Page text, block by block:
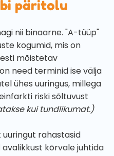
päritolu
nii binaarne. "A-tüüp"
kogumid, mis on
mõistetav
need terminid ise välja
ühes uuringus, millega
riski sõltuvust
kui tundlikumat.)
uuringut rahastasid
kõrvale juhtida